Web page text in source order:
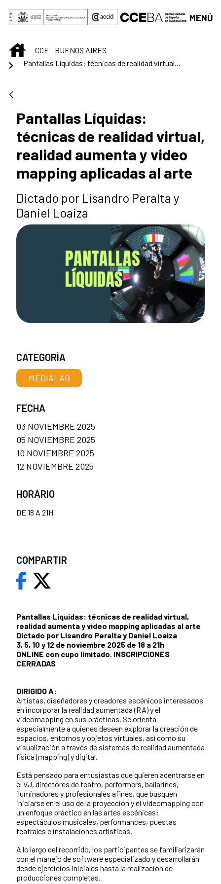
Saltar al contenido principal
MENÚ
INICIOCCE - BUENOS AIRES
Pantallas Líquidas: técnicas de realidad virtual, realidad aumenta y video mapping aplicadas al arte
Pantallas Líquidas:
técnicas de realidad virtual,
realidad aumenta y video
mapping aplicadas al arte
Dictado por Lisandro Peralta y
Daniel Loaiza
Pantallas Líquidas: técnicas de realidad virtual,
realidad aumenta y video mapping aplicadas al arte
Dictado por Lisandro Peralta y Daniel Loaiza
3, 5, 10 y 12 de noviembre 2025 de 18 a 21h
ONLINE con cupo limitado. INSCRIPCIONES
CERRADAS
DIRIGIDO A:
Artistas, diseñadores y creadores escénicos interesados
en incorporar la realidad aumentada (RA) y el
videomapping en sus prácticas. Se orienta
especialmente a quienes deseen explorar la creación de
espacios, entornos y objetos virtuales, así como su
visualización a través de sistemas de realidad aumentada
física (mapping) y digital.
Está pensado para entusiastas que quieren adentrarse en
el VJ, directores de teatro, performers, bailarines,
iluminadores y profesionales afines, que busquen
iniciarse en el uso de la proyección y el videomapping con
un enfoque práctico en las artes escénicas:
espectáculos musicales, performances, puestas
teatrales e instalaciones artísticas.
A lo largo del recorrido, los participantes se familiarizarán
con el manejo de software especializado y desarrollarán
desde ejercicios iniciales hasta la realización de
producciones completas.
CATEGORÍA
MEDIALAB
FECHA
03 NOVIEMBRE 2025
05 NOVIEMBRE 2025
10 NOVIEMBRE 2025
12 NOVIEMBRE 2025
HORARIO
DE 18 A 21H
COMPARTIR